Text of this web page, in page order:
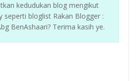
kedudukan blog mengikut
seperti bloglist Rakan Blogger :
BenAshaari? Terima kasih ye.